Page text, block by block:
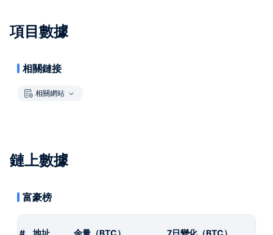
項目數據
相關鏈接
相關網站
鏈上數據
富豪榜
# 地址 余量（BTC） 7日變化（BTC）